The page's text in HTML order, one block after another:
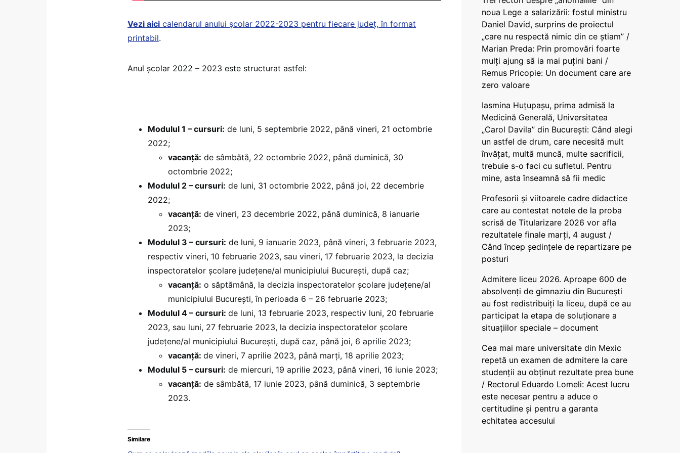
Vezi aici calendarul anului școlar 2022-2023 pentru fiecare județ, în format
printabil.
Anul școlar 2022 – 2023 este structurat astfel:
Modulul 1 – cursuri: de luni, 5 septembrie 2022, până vineri, 21 octombrie
2022;
vacanță: de sâmbătă, 22 octombrie 2022, până duminică, 30
octombrie 2022;
Modulul 2 – cursuri: de luni, 31 octombrie 2022, până joi, 22 decembrie
2022;
vacanță: de vineri, 23 decembrie 2022, până duminică, 8 ianuarie
2023;
Modulul 3 – cursuri: de luni, 9 ianuarie 2023, până vineri, 3 februarie 2023,
respectiv vineri, 10 februarie 2023, sau vineri, 17 februarie 2023, la decizia
inspectoratelor școlare județene/al municipiului București, după caz;
vacanță: o săptămână, la decizia inspectoratelor școlare județene/al
municipiului București, în perioada 6 – 26 februarie 2023;
Modulul 4 – cursuri: de luni, 13 februarie 2023, respectiv luni, 20 februarie
2023, sau luni, 27 februarie 2023, la decizia inspectoratelor școlare
județene/al municipiului București, după caz, până joi, 6 aprilie 2023;
vacanță: de vineri, 7 aprilie 2023, până marți, 18 aprilie 2023;
Modulul 5 – cursuri: de miercuri, 19 aprilie 2023, până vineri, 16 iunie 2023;
vacanță: de sâmbătă, 17 iunie 2023, până duminică, 3 septembrie
2023.
Similare
noua Lege a salarizării: fostul ministru
Daniel David, surprins de proiectul
„care nu respectă nimic din ce știam” /
Marian Preda: Prin promovări foarte
mulți ajung să ia mai puțini bani /
Remus Pricopie: Un document care are
zero valoare
Iasmina Huțupașu, prima admisă la
Medicină Generală, Universitatea
„Carol Davila” din București: Când alegi
un astfel de drum, care necesită mult
învățat, multă muncă, multe sacrificii,
trebuie s-o faci cu sufletul. Pentru
mine, asta înseamnă să fii medic
Profesorii și viitoarele cadre didactice
care au contestat notele de la proba
scrisă de Titularizare 2026 vor afla
rezultatele finale marți, 4 august /
Când încep ședințele de repartizare pe
posturi
Admitere liceu 2026. Aproape 600 de
absolvenți de gimnaziu din București
au fost redistribuiți la liceu, după ce au
participat la etapa de soluționare a
situațiilor speciale – document
Cea mai mare universitate din Mexic
repetă un examen de admitere la care
studenții au obținut rezultate prea bune
/ Rectorul Eduardo Lomeli: Acest lucru
este necesar pentru a aduce o
certitudine şi pentru a garanta
echitatea accesului